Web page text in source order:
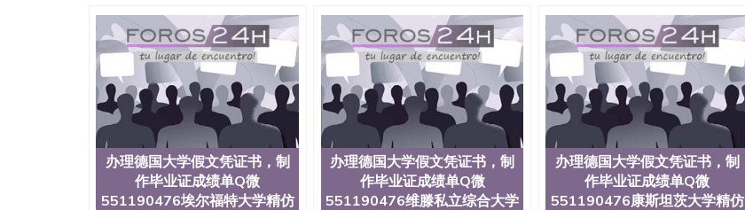
办理德国大学假文凭证书，制
作毕业证成绩单Q微
551190476埃尔福特大学精仿
办理德国大学假文凭证书，制
作毕业证成绩单Q微
551190476维滕私立综合大学
办理德国大学假文凭证书，制
作毕业证成绩单Q微
551190476康斯坦茨大学精仿